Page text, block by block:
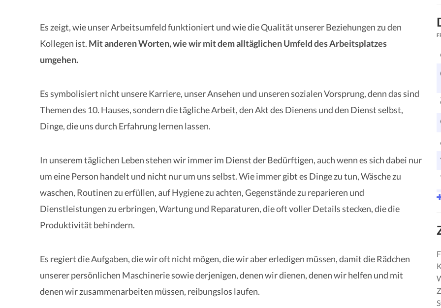
Es zeigt, wie unser Arbeitsumfeld funktioniert und wie die Qualität unserer Beziehungen zu den
Kollegen ist. Mit anderen Worten, wie wir mit dem alltäglichen Umfeld des Arbeitsplatzes
umgehen.
Es symbolisiert nicht unsere Karriere, unser Ansehen und unseren sozialen Vorsprung, denn das sind
Themen des 10. Hauses, sondern die tägliche Arbeit, den Akt des Dienens und den Dienst selbst,
Dinge, die uns durch Erfahrung lernen lassen.
In unserem täglichen Leben stehen wir immer im Dienst der Bedürftigen, auch wenn es sich dabei nur
um eine Person handelt und nicht nur um uns selbst. Wie immer gibt es Dinge zu tun, Wäsche zu
waschen, Routinen zu erfüllen, auf Hygiene zu achten, Gegenstände zu reparieren und
Dienstleistungen zu erbringen, Wartung und Reparaturen, die oft voller Details stecken, die die
Produktivität behindern.
Es regiert die Aufgaben, die wir oft nicht mögen, die wir aber erledigen müssen, damit die Rädchen
unserer persönlichen Maschinerie sowie derjenigen, denen wir dienen, denen wir helfen und mit
denen wir zusammenarbeiten müssen, reibungslos laufen.